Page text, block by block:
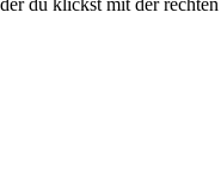
du klickst mit der